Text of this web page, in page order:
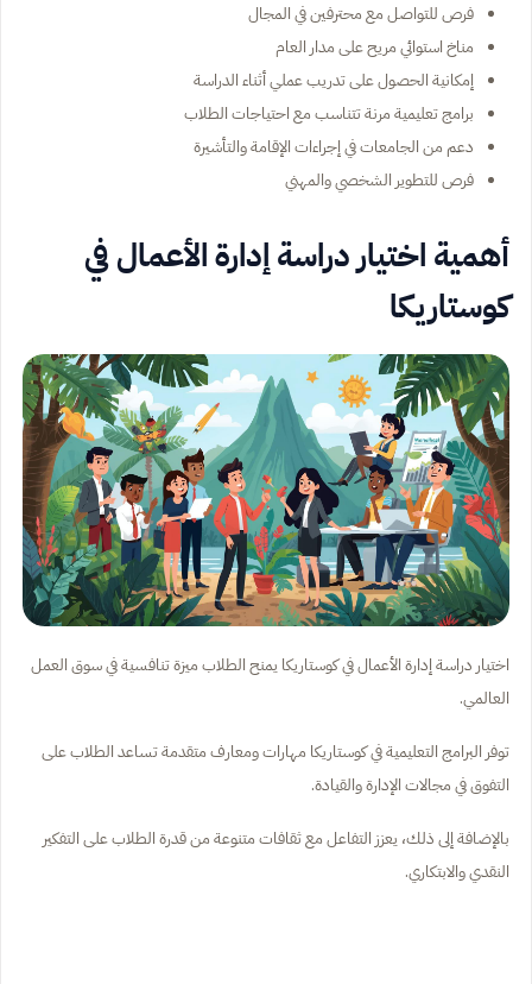
فرص للتواصل مع محترفين في المجال
مناخ استوائي مريح على مدار العام
إمكانية الحصول على تدريب عملي أثناء الدراسة
برامج تعليمية مرنة تتناسب مع احتياجات الطلاب
دعم من الجامعات في إجراءات الإقامة والتأشيرة
فرص للتطوير الشخصي والمهني
أهمية اختيار دراسة إدارة الأعمال في
كوستاريكا
اختيار دراسة إدارة الأعمال في كوستاريكا يمنح الطلاب ميزة تنافسية في سوق العمل
العالمي.
توفر البرامج التعليمية في كوستاريكا مهارات ومعارف متقدمة تساعد الطلاب على
التفوق في مجالات الإدارة والقيادة.
بالإضافة إلى ذلك، يعزز التفاعل مع ثقافات متنوعة من قدرة الطلاب على التفكير
النقدي والابتكاري.